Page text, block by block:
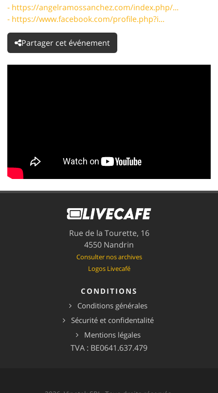
- https://angelramossanchez.com/index.php/...
- https://www.facebook.com/profile.php?i...
Partager cet événement
Rue de la Tourette, 16
4550 Nandrin
Consulter nos archives
Logos Livecafé
CONDITIONS
Conditions générales
Sécurité et confidentalité
Mentions légales
TVA : BE0641.637.479